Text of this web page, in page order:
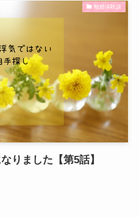
離婚体験談
りました【第5話】